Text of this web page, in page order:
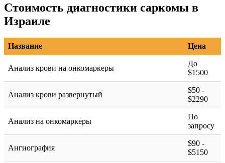
Стоимость диагностики саркомы в
Израиле
Название Цена
Анализ крови на онкомаркеры
До
$1500
Анализ крови развернутый
$50 -
$2290
Анализ на онкомаркеры
По
запросу
Ангиография
$90 -
$5150